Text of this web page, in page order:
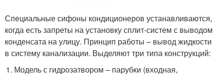
Специальные сифоны кондиционеров устанавливаются,
когда есть запреты на установку сплит-систем с выводом
конденсата на улицу. Принцип работы – вывод жидкости
в систему канализации. Выделяют три типа конструкций:
Модель с гидрозатвором – парубки (входная,